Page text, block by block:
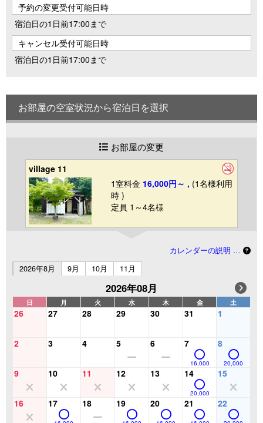
予約の変更受付可能日時
宿泊日の1日前17:00まで
キャンセル受付可能日時
宿泊日の1日前17:00まで
お部屋の空室状況から宿泊日を選択
お部屋の変更
village 11
1室料金 16,000円～ , (1名様利用
時 )
定員 1～4名様
カレンダーの説明 …
2026年8月
9月 10月 11月
2026年08月
日 月 火 水 木 金 土
26 27 28 29 30 31 1
2 3 4 5 6 7
16,000
8
20,000
9 10 11 12 13 14
20,000
15
16 17 18 19 20 21 22